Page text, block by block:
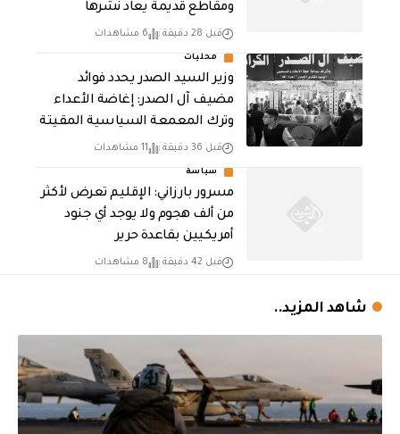
ومقاطع قديمة يعاد نشرها
قبل 28 دقيقة 6 مشاهدات
محليات
وزير السيد الصدر يحدد فوائد
مضيف آل الصدر: إغاضة الأعداء
وترك المعمعة السياسية المقيتة
قبل 36 دقيقة 11 مشاهدات
سياسة
مسرور بارزاني: الإقليم تعرض لأكثر
من ألف هجوم ولا يوجد أي جنود
أمريكيين بقاعدة حرير
قبل 42 دقيقة 8 مشاهدات
شاهد المزيد..